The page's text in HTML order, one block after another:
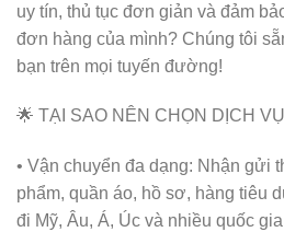
uy tín, thủ tục đơn giản và đảm
đơn hàng của mình? Chúng tôi
bạn trên mọi tuyến đường!
🌟 TẠI SAO NÊN CHỌN DỊCH
• Vận chuyển đa dạng: Nhận gửi
phẩm, quần áo, hồ sơ, hàng tiêu
đi Mỹ, Âu, Á, Úc và nhiều quốc